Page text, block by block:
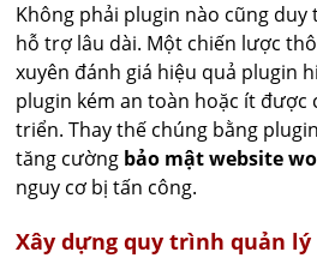
Không phải plugin nào cũng
hỗ trợ lâu dài. Một chiến lược
xuyên đánh giá hiệu quả plugin
plugin kém an toàn hoặc ít
triển. Thay thế chúng bằng
tăng cường bảo mật website
nguy cơ bị tấn công.
Xây dựng quy trình quản